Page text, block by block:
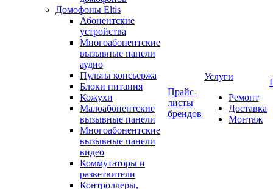
Домофоны Eltis
Абонентские
устройства
Многоабонентские
вызывные панели
аудио
Пульты консьержа
Блоки питания
Кожухи
Малоабонентские
вызывные панели
Многоабонентские
вызывные панели
видео
Коммутаторы и
разветвители
Контроллеры,
Прайс-
листы
брендов
Услуги
Ремонт
Доставка
Монтаж